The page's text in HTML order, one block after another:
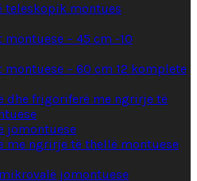
teleskopik montues
montuese – 45 cm -10
montuese – 60 cm 12 komplete
dhe frigoriferë me ngrirje të
jomontuese
me ngrirje të thellë montuese
jomontuese